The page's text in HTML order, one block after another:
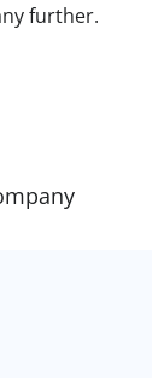
further.